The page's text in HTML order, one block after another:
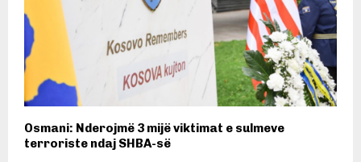
Osmani: Nderojmë 3 mijë viktimat e sulmeve
terroriste ndaj SHBA-së